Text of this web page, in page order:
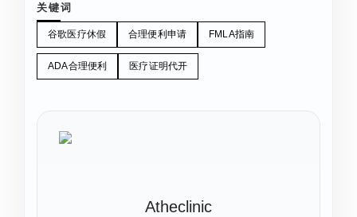
关键词
谷歌医疗休假 合理便利申请 FMLA指南
ADA合理便利 医疗证明代开
Atheclinic